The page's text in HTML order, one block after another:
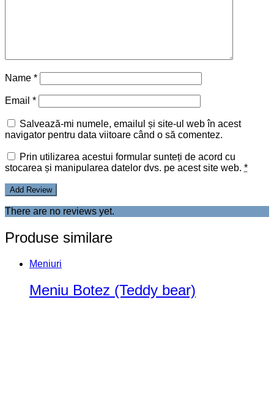
Name *
Email *
Salvează-mi numele, emailul și site-ul web în acest
navigator pentru data viitoare când o să comentez.
Prin utilizarea acestui formular sunteți de acord cu
stocarea și manipularea datelor dvs. pe acest site web. *
There are no reviews yet.
Produse similare
Meniuri
Meniu Botez (Teddy bear)